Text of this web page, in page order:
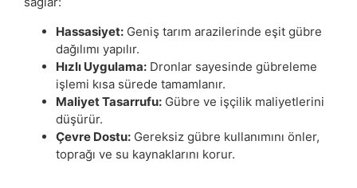
Hassasiyet: Geniş tarım arazilerinde eşit gübre
dağılımı yapılır.
Hızlı Uygulama: Dronlar sayesinde gübreleme
işlemi kısa sürede tamamlanır.
Maliyet Tasarrufu: Gübre ve işçilik maliyetlerini
düşürür.
Çevre Dostu: Gereksiz gübre kullanımını önler,
toprağı ve su kaynaklarını korur.